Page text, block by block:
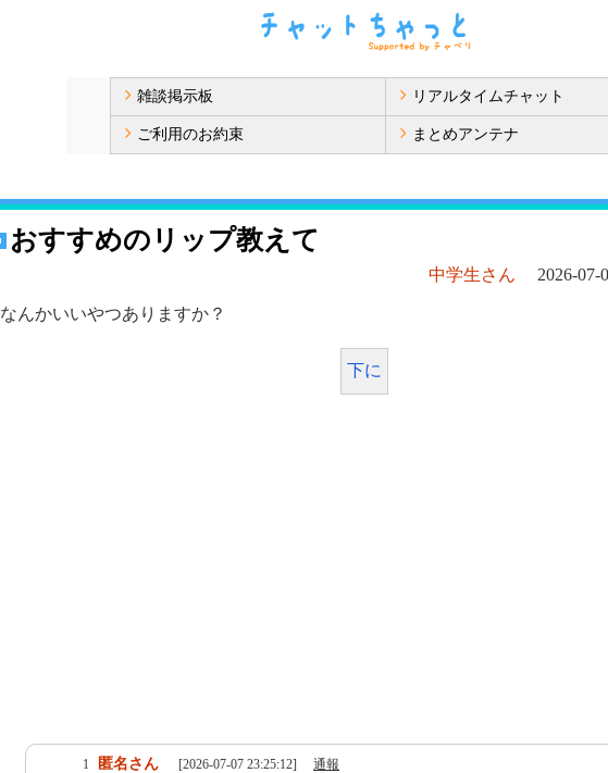
雑談掲示板 リアルタイムチャット
ご利用のお約束 まとめアンテナ
おすすめのリップ教えて
中学生さん 2026-07-
なんかいいやつありますか？
下に
1 匿名さん [2026-07-07 23:25:12] 通報